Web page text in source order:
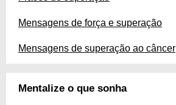
Mensagens de força e superação
Mensagens de superação ao câncer
Mentalize o que sonha